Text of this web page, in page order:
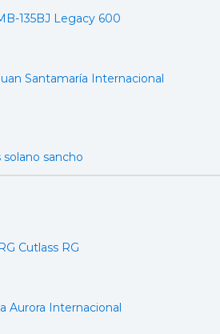
135BJ Legacy 600
Santamaría Internacional
sancho
Cutlass RG
Aurora Internacional